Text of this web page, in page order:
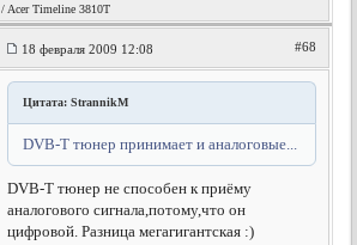
/ Acer Timeline 3810T
18 февраля 2009 12:08 #68
Цитата: StrannikM
DVB-T тюнер принимает и аналоговые...
DVB-T тюнер не способен к приёму
аналогового сигнала,потому,что он
цифровой. Разница мегагигантская :)